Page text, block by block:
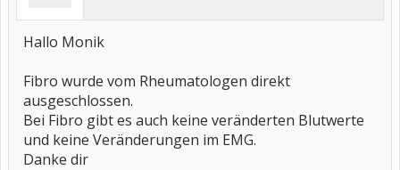
Hallo Monik
Fibro wurde vom Rheumatologen direkt
ausgeschlossen.
Bei Fibro gibt es auch keine veränderten Blutwerte
und keine Veränderungen im EMG.
Danke dir